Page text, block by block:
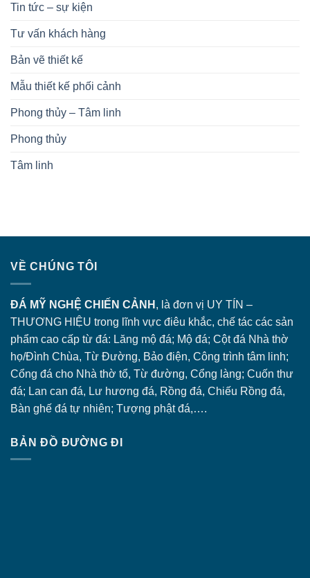
Tin tức – sự kiện
Tư vấn khách hàng
Bản vẽ thiết kế
Mẫu thiết kế phối cảnh
Phong thủy – Tâm linh
Phong thủy
Tâm linh
VỀ CHÚNG TÔI
ĐÁ MỸ NGHỆ CHIẾN CẢNH , là đơn vị UY TÍN –
THƯƠNG HIỆU trong lĩnh vực điêu khắc, chế tác các sản
phẩm cao cấp từ đá: Lăng mộ đá; Mộ đá; Cột đá Nhà thờ
họ/Đình Chùa, Từ Đường, Bảo điện, Công trình tâm linh;
Cổng đá cho Nhà thờ tổ, Từ đường, Cổng làng; Cuốn thư
đá; Lan can đá, Lư hương đá, Rồng đá, Chiếu Rồng đá,
Bàn ghế đá tự nhiên; Tượng phật đá,….
BẢN ĐỒ ĐƯỜNG ĐI